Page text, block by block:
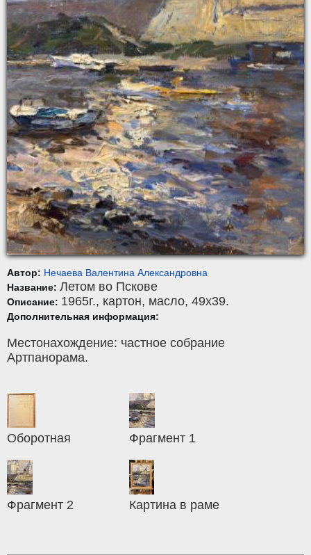
Автор: Нечаева Валентина Александровна
Название: Летом во Пскове
Описание: 1965г., картон, масло, 49x39.
Дополнительная информация:
Местонахождение: частное собрание
Артпанорама.
Оборотная Фрагмент 1
Фрагмент 2 Картина в раме